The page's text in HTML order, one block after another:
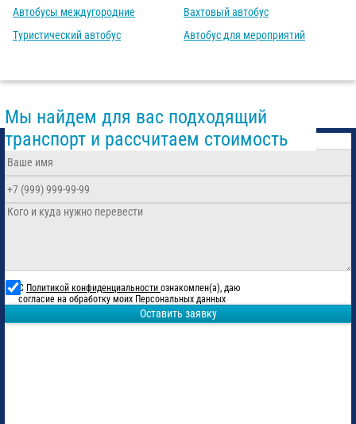
Автобусы междугородние
Туристический автобус
Вахтовый автобус
Автобус для мероприятий
Мы найдем для вас подходящий
транспорт и рассчитаем стоимость
С Политикой конфиденциальности ознакомлен(а), даю
согласие на обработку моих Персональных данных
Оставить заявку